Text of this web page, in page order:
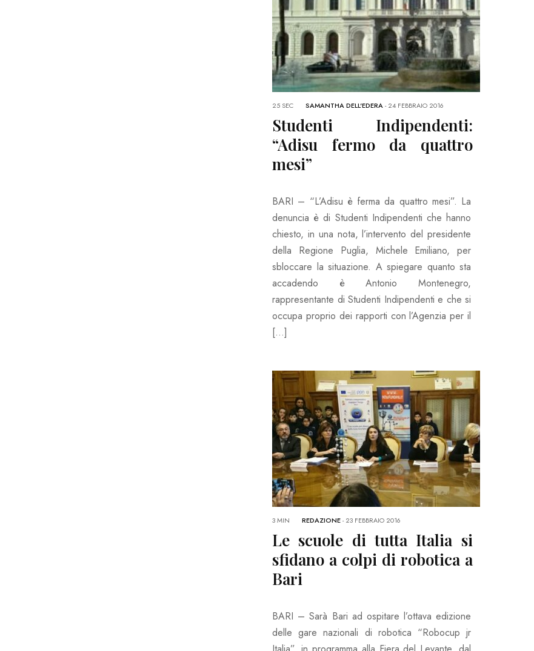
SAMANTHA DELL'EDERA-24 FEBBRAIO 2016
25 SEC
Studenti Indipendenti:
“Adisu fermo da quattro
mesi”
BARI – “L’Adisu è ferma da quattro mesi”. La
denuncia è di Studenti Indipendenti che hanno
chiesto, in una nota, l’intervento del presidente
della Regione Puglia, Michele Emiliano, per
sbloccare la situazione. A spiegare quanto sta
accadendo è Antonio Montenegro,
rappresentante di Studenti Indipendenti e che si
occupa proprio dei rapporti con l’Agenzia per il
[…]
REDAZIONE-23 FEBBRAIO 2016
3 MIN
Le scuole di tutta Italia si
sfidano a colpi di robotica a
Bari
BARI – Sarà Bari ad ospitare l’ottava edizione
delle gare nazionali di robotica “Robocup jr